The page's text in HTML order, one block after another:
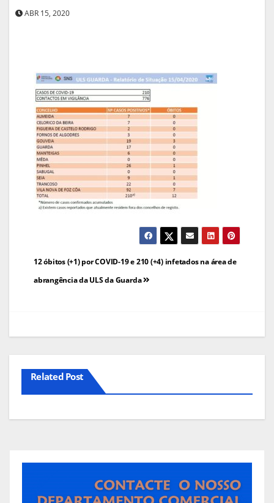
ABR 15, 2020
Navegação
de
12 óbitos (+1) por COVID-19 e 210 (+4) infetados na área de
abrangência da ULS da Guarda
Related Post